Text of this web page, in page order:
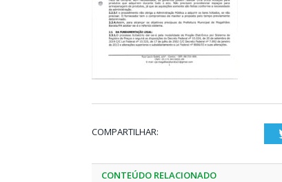
COMPARTILHAR:
CONTEÚDO RELACIONADO